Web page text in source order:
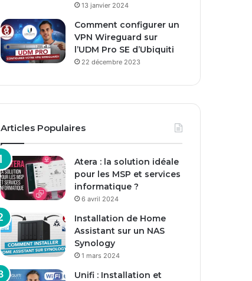
13 janvier 2024
Comment configurer un
VPN Wireguard sur
l’UDM Pro SE d’Ubiquiti
22 décembre 2023
Articles Populaires
Atera : la solution idéale
pour les MSP et services
informatique ?
6 avril 2024
Installation de Home
Assistant sur un NAS
Synology
1 mars 2024
Unifi : Installation et